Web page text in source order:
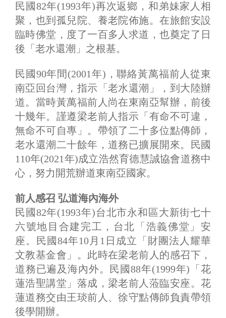
民國82年(1993年)再次返鄉，和弟妹家人相
聚，也到孤兒院、養老院佈施。在旅館安設
臨時佛堂，度了一百多人求道，也奠定了日
後「老水還潮」之根基。
民國90年間(2001年)，聯絡黃萬福前人從東
南亞回台灣，指示「老水還潮」，到大陸辦
道。當時黃萬福前人尚在東南亞幫辦，前後
十幾年。謹遵梁老前人指示「有命不可違，
無命不可自專」。帶領了二十多位點傳師，
老水還潮二十餘年，道務已擴展開來。民國
110年(2021年)成立浩然育德慧誠協會道務中
心，努力開荒辦道東南亞國家。
前人感召 弘道海內海外
民國82年(1993年)台北市永和區大新街七十
六號地目合建完工，台北「浩義佛堂」安
座。民國84年10月1日成立「財團法人耀華
文教基金會」。此時在梁老前人的感召下，
道務已遍及海內外。民國88年(1999年)「花
蓮浩聖講堂」落成，梁老前人蒞臨安座。花
蓮道務交由王琰前人、徐守點傳師負責帶領
後學開辦。